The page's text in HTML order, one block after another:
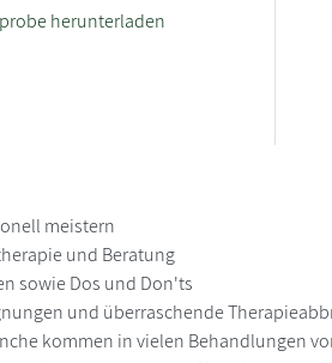
herunterladen
meistern
und Beratung
sowie Dos und Don'ts
und überraschende
kommen in vielen Behandlungen